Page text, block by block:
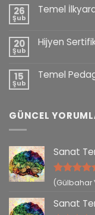
26
Şub
Temel
20
Şub
Hijyen
15
Şub
Temel
GÜNCEL
Sanat
5
(Gülbahar
Sanat